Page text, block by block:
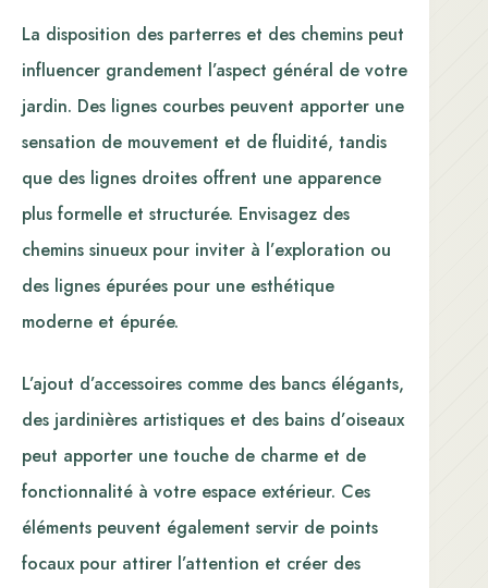
La disposition des parterres et des chemins peut
influencer grandement l’aspect général de votre
jardin. Des lignes courbes peuvent apporter une
sensation de mouvement et de fluidité, tandis
que des lignes droites offrent une apparence
plus formelle et structurée. Envisagez des
chemins sinueux pour inviter à l’exploration ou
des lignes épurées pour une esthétique
moderne et épurée.
L’ajout d’accessoires comme des bancs élégants,
des jardinières artistiques et des bains d’oiseaux
peut apporter une touche de charme et de
fonctionnalité à votre espace extérieur. Ces
éléments peuvent également servir de points
focaux pour attirer l’attention et créer des